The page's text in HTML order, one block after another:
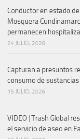
Conductor en estado
Mosquera
permanecen
24 JULIO, 2026
Capturan a presuntos
consumo de
15 JULIO, 2026
VIDEO | Trash Global
el servicio de aseo en